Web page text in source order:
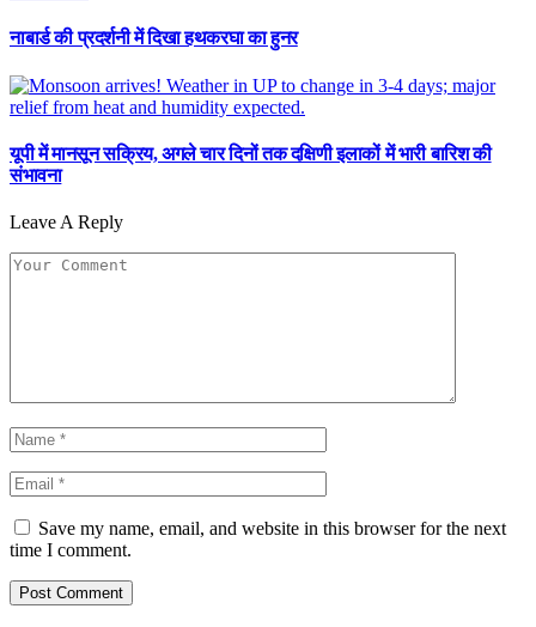
नाबार्ड की प्रदर्शनी में दिखा हथकरघा का हुनर
यूपी में मानसून सक्रिय, अगले चार दिनों तक दक्षिणी इलाकों में भारी बारिश की
संभावना
Leave A Reply
Save my name, email, and website in this browser for the next
time I comment.